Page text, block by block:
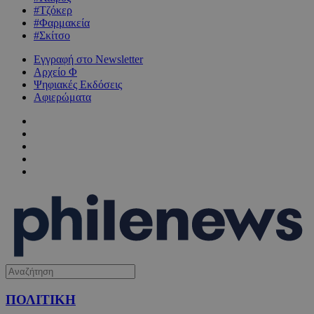
#Τζόκερ
#Φαρμακεία
#Σκίτσο
Εγγραφή στο Newsletter
Αρχείο Φ
Ψηφιακές Εκδόσεις
Αφιερώματα
ΠΟΛΙΤΙΚΗ